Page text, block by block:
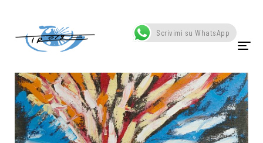
HOME
CHI SONO
OPERE
Scrivimi su WhatsApp